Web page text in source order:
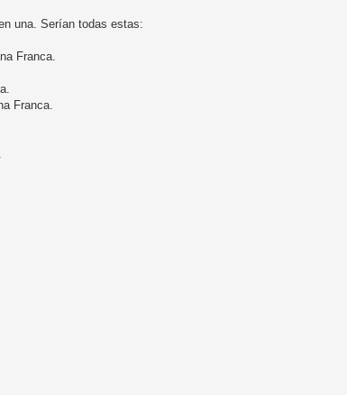
una. Serían todas estas:
Franca.
Franca.